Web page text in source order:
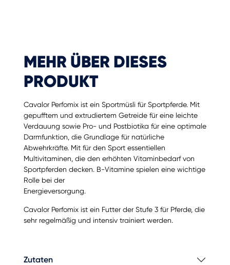
MEHR ÜBER DIESES
PRODUKT
Cavalor Perfomix ist ein Sportmüsli für Sportpferde. Mit
gepufftem und extrudiertem Getreide für eine leichte
Verdauung sowie Pro- und Postbiotika für eine optimale
Darmfunktion, die Grundlage für natürliche
Abwehrkräfte. Mit für den Sport essentiellen
Multivitaminen, die den erhöhten Vitaminbedarf von
Sportpferden decken. B-Vitamine spielen eine wichtige
Rolle bei der
Energieversorgung.
Cavalor Perfomix ist ein Futter der Stufe 3 für Pferde, die
sehr regelmäßig und intensiv trainiert werden.
Zutaten